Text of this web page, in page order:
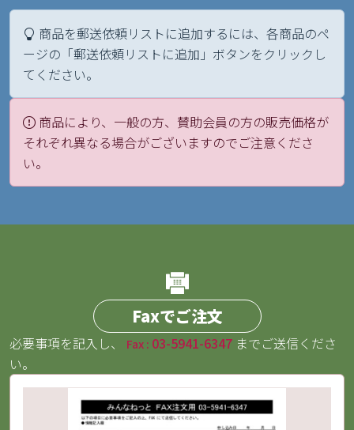
商品を郵送依頼リストに追加するには、各商品のペ
ージの「郵送依頼リストに追加」ボタンをクリックし
てください。
商品により、一般の方、賛助会員の方の販売価格が
それぞれ異なる場合がございますのでご注意くださ
い。
Faxでご注文
必要事項を記入し、 Fax : 03-5941-6347 までご送信くださ
い。